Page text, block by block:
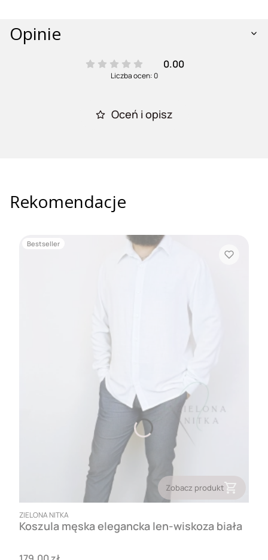
Opinie
0.00
Liczba ocen: 0
Oceń i opisz
Rekomendacje
Bestseller
Zobacz produkt
PRODUCENT
ZIELONA NITKA
Koszula męska elegancka len-wiskoza biała